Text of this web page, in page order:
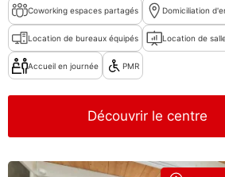
Coworking espaces partagés Domiciliation
Location de bureaux équipés Location de
Accueil en journée PMR
Découvrir le centre